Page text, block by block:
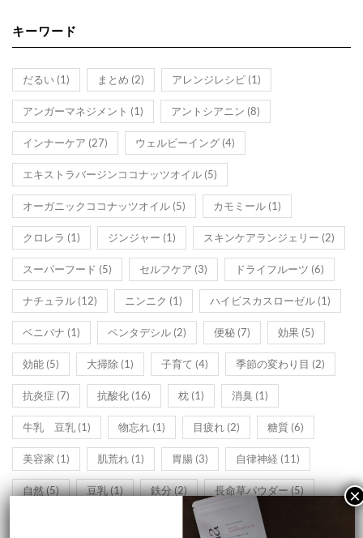
キーワード
だるい (1) まとめ (2) アレンジレシピ (1)
アンガーマネジメント (1) アントシアニン (8)
インナーケア (27) ウェルビーイング (4)
エキストラバージンココナッツオイル (5)
オーガニックココナッツオイル (5) カモミール (1)
クロレラ (1) ジンジャー (1) スキンケアランジェリー (2)
スーパーフード (5) セルフケア (3) ドライフルーツ (6)
ナチュラル (12) ニンニク (1) ハイビスカスローゼル (1)
ベニバナ (1) ペンタデシル (2) 便秘 (7) 効果 (5)
効能 (5) 大掃除 (1) 子育て (4) 季節の変わり目 (2)
抗炎症 (7) 抗酸化 (16) 枕 (1) 消臭 (1)
牛乳 豆乳 (1) 物忘れ (1) 目疲れ (2) 糖質 (6)
美容家 (1) 肌荒れ (1) 胃腸 (3) 自律神経 (11)
自然(5) 豆乳(1) 鉄分(2) 長命草パウダー(5)
黒人参茶リラックス